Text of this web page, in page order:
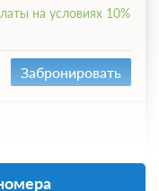
на условиях 10%
Забронировать